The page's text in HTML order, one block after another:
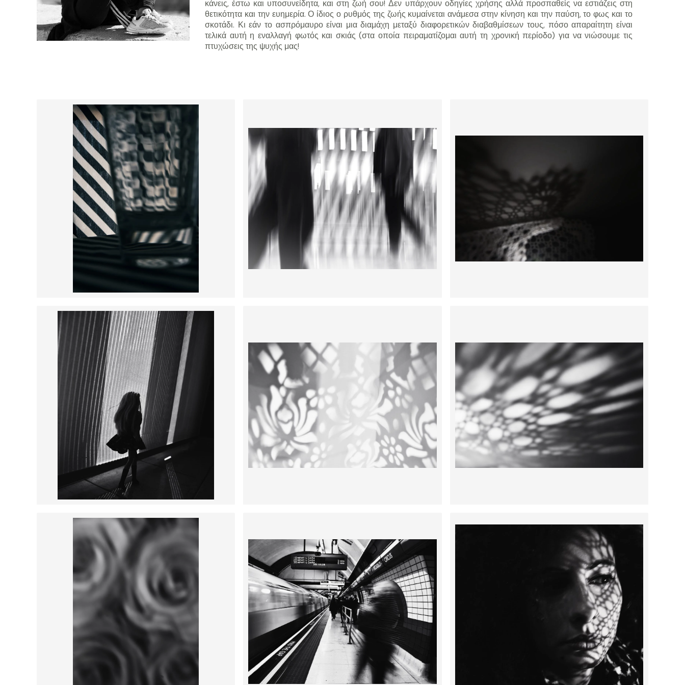
κάνεις, έστω και υποσυνείδητα, και στη ζωή σου! Δεν υπάρχουν οδηγίες χρήσης αλλά προσπαθείς να εστιάζεις στη
θετικότητα και την ευημερία. Ο ίδιος ο ρυθμός της ζωής κυμαίνεται ανάμεσα στην κίνηση και την παύση, το φως και το
σκοτάδι. Κι εάν το ασπρόμαυρο είναι μια διαμάχη μεταξύ διαφορετικών διαβαθμίσεων τους, πόσο απαραίτητη είναι
τελικά αυτή η εναλλαγή φωτός και σκιάς (στα οποία πειραματίζομαι αυτή τη χρονική περίοδο) για να νιώσουμε τις
πτυχώσεις της ψυχής μας!